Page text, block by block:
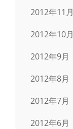
2012年11月
2012年10月
2012年9月
2012年8月
2012年7月
2012年6月